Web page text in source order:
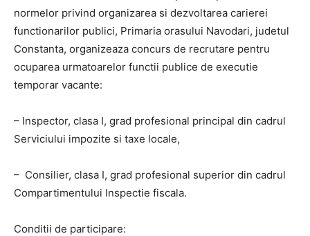
normelor privind organizarea si dezvoltarea carierei
functionarilor publici, Primaria orasului Navodari, judetul
Constanta, organizeaza concurs de recrutare pentru
ocuparea urmatoarelor functii publice de executie
temporar vacante:
– Inspector, clasa I, grad profesional principal din cadrul
Serviciului impozite si taxe locale,
– Consilier, clasa I, grad profesional superior din cadrul
Compartimentului Inspectie fiscala.
Conditii de participare: